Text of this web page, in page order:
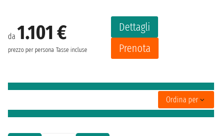
da 1.101 €
prezzo per persona Tasse incluse
Dettagli
Prenota
Ordina per